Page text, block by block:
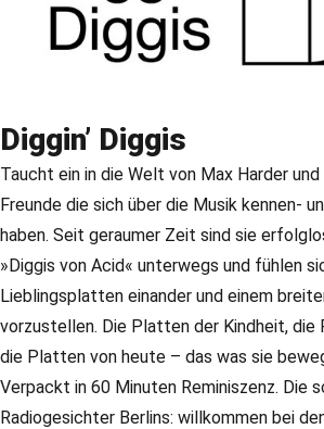
Diggin’ Diggis
Taucht ein in die Welt von Max Harder
Freunde die sich über die Musik kennen-
haben. Seit geraumer Zeit sind sie
»Diggis von Acid« unterwegs und fühlen
Lieblingsplatten einander und einem
vorzustellen. Die Platten der Kindheit, die
die Platten von heute – das was sie
Verpackt in 60 Minuten Reminiszenz. Die
Radiogesichter Berlins: willkommen bei